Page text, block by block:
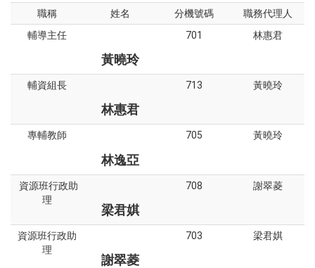
職稱 姓名 分機號碼
職務代理人
輔導主任
黃曉玲
701 林惠君
輔資組長
林惠君
713 黃曉玲
專輔教師
林逸亞
705 黃曉玲
資源班行政助
理
梁君娸
708 謝翠菱
資源班行政助
理
謝翠菱
703 梁君娸